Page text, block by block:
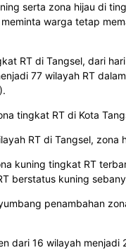
serta zona hijau di
warga tetap
RT di Tangsel, dari
77 wilayah RT
tingkat RT di Kota
RT di Tangsel, zona
kuning tingkat RT
berstatus kuning
penambahan
dari 16 wilayah